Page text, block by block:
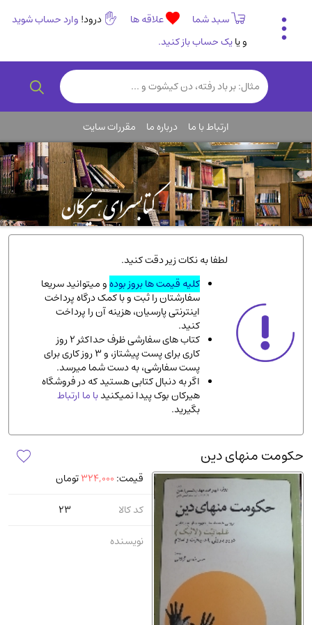
سبد شما علاقه ها درود! وارد حساب شوید
و یایک حساب باز کنید.
تاریخی و فرهنگی
(838)
رمان و داستان ایرانی(307)
روانشناسی(357)
انگلیسی و زبان خارجی(14)
کودکان و نوجوانان(76)
کتب نادر و کمیاب(19)
روانشناسی(112)
طب گیاهی و سنتی(45)
فلسفه و جامعه شناسی(151)
ادبیات و شعر
ادیان و مذاهب
دانشگاهی و آموزشی
اقتصادی، بازاریابی و مالی(56)
پزشکی(140)
کامپیوتر و نرم افزار(13)
ورزشی و تربیت بدنی(34)
آشپزی و خوراکی(25)
سرگرمی و بازی (7)
سیاسی
رمان و داستان خارجی(489)
حقوقی و قانون
کتاب های مصور رنگی و گلاسه(23)
ارتباط با ما درباره ما مقررات سایت
لطفا به نکات زیر دقت کنید.
کلیه قیمت ها بروز بودهو میتوانید سریعا
سفارشتان را ثبت و با کمک درگاه پرداخت
اینترنتی پارسیان، هزینه آن را پرداخت
کنید.
کتاب های سفارشی ظرف حداکثر 2 روز
کاری برای پست پیشتاز، و 3 روز کاری برای
پست سفارشی، به دست شما میرسد.
اگر به دنبال کتابی هستید که در فروشگاه
هیرکان بوک پیدا نمیکنیدبا ما ارتباط
بگیرید.
حکومت منهای دین
قیمت: 324,000تومان
کد کالا
23
نویسنده